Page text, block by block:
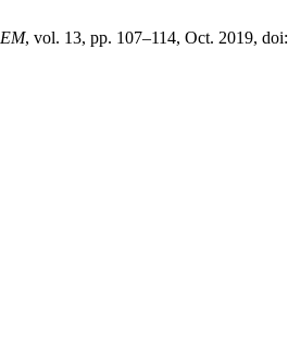
EM, vol. 13, pp. 107–114, Oct. 2019, doi: